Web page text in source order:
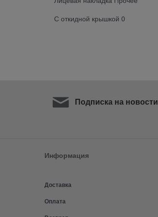
С откидной крышкой 0
Подписка на новости
Информация
Доставка
Оплата